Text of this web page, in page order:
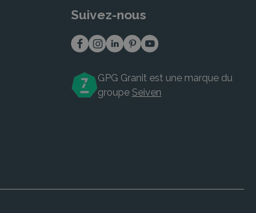
Suivez-nous
GPG Granit est une marque du
groupe Seiven